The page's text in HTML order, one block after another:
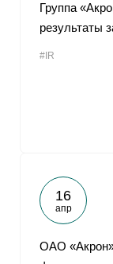
Группа
результаты
#IR
16
апр
ОАО «Акрон»